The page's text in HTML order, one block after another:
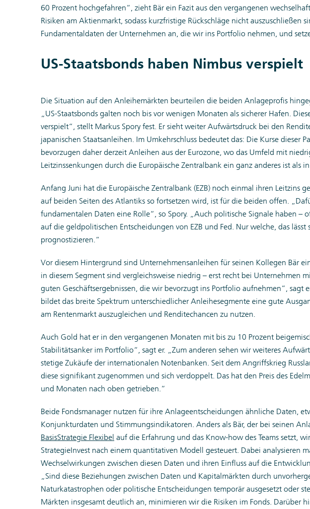
60 Prozent hochgefahren“, zieht Bär ein Fazit aus den vergangenen
Risiken am Aktienmarkt, sodass kurzfristige Rückschläge nicht auszuschließen
Fundamentaldaten der Unternehmen an, die wir ins Portfolio nehmen, und
US-Staatsbonds haben Nimbus verspielt
Die Situation auf den Anleihemärkten beurteilen die beiden Anlageprofis
„US-Staatsbonds galten noch bis vor wenigen Monaten als sicherer Hafen.
verspielt“, stellt Markus Spory fest. Er sieht weiter Aufwärtsdruck bei den
japanischen Staatsanleihen. Im Umkehrschluss bedeutet das: Die Kurse dieser
bevorzugen daher derzeit Anleihen aus der Eurozone, wo das Umfeld mit
Leitzinssenkungen durch die Europäische Zentralbank ein ganz anderes ist als
Anfang Juni hat die Europäische Zentralbank (EZB) noch einmal ihren Leitzins
auf beiden Seiten des Atlantiks so fortsetzen wird, ist für die beiden offen.
fundamentalen Daten eine Rolle“, so Spory. „Auch politische Signale haben –
auf die geldpolitischen Entscheidungen von EZB und Fed. Nur welche, das lässt
prognostizieren.“
Vor diesem Hintergrund sind Unternehmensanleihen für seinen Kollegen Bär
in diesem Segment sind vergleichsweise niedrig – erst recht bei Unternehmen
guten Geschäftsergebnissen, die wir bevorzugt ins Portfolio aufnehmen“, sagt
bildet das breite Spektrum unterschiedlicher Anleihesegmente eine gute
am Rentenmarkt auszugleichen und Renditechancen zu nutzen.
Auch Gold hat er in den vergangenen Monaten mit bis zu 10 Prozent
Stabilitätsanker im Portfolio“, sagt er. „Zum anderen sehen wir weiteres
stetige Zukäufe der internationalen Notenbanken. Seit dem Angriffskrieg
diese signifikant zugenommen und sich verdoppelt. Das hat den Preis des
und Monaten nach oben getrieben.“
Beide Fondsmanager nutzen für ihre Anlageentscheidungen ähnliche Daten,
Konjunkturdaten und Stimmungsindikatoren. Anders als Bär, der bei seinen
BasisStrategie Flexibel auf die Erfahrung und das Know-how des Teams setzt,
StrategieInvest nach einem quantitativen Modell gesteuert. Dabei analysieren
Wechselwirkungen zwischen diesen Daten und ihren Einfluss auf die
„Sind diese Beziehungen zwischen Daten und Kapitalmärkten durch
Naturkatastrophen oder politische Entscheidungen temporär ausgesetzt oder
Märkten insgesamt deutlich an, minimieren wir die Risiken im Fonds. Darüber